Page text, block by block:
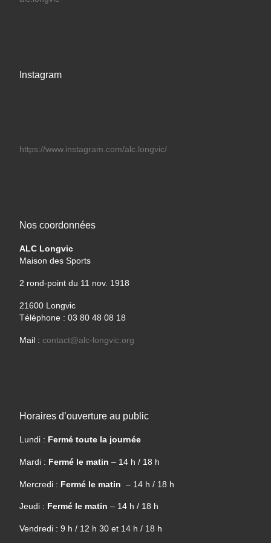
Instagram
https://www.instagram.com/alc.longvic/
Nos coordonnées
ALC Longvic
Maison des Sports
2 rond-point du 11 nov. 1918
21600 Longvic
Téléphone : 03 80 48 08 18
Mail : contact@alc-longvic.org
Horaires d’ouverture au public
Lundi : Fermé toute la journée
Mardi : Fermé le matin – 14 h / 18 h
Mercredi : Fermé le matin – 14 h / 18 h
Jeudi : Fermé le matin – 14 h / 18 h
Vendredi : 9 h / 12 h 30 et 14 h / 18 h